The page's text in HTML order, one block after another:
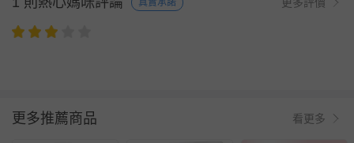
真實承諾
更多推薦商品 看更多